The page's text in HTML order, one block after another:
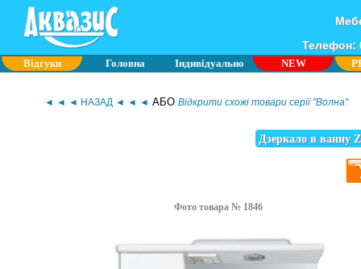
Телефон:
Відгуки Головна Індивідуально NEW
◄ ◄ ◄ НАЗАД ◄ ◄ ◄ АБО Відкрити схожі товари серії "Волна"
Дзеркало в ванну
Фото товара № 1846